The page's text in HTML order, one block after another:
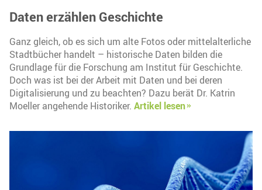
Daten erzählen Geschichte
Ganz gleich, ob es sich um alte Fotos oder mittelalterliche
Stadtbücher handelt – historische Daten bilden die
Grundlage für die Forschung am Institut für Geschichte.
Doch was ist bei der Arbeit mit Daten und bei deren
Digitalisierung und zu beachten? Dazu berät Dr. Katrin
Moeller angehende Historiker. Artikel lesen